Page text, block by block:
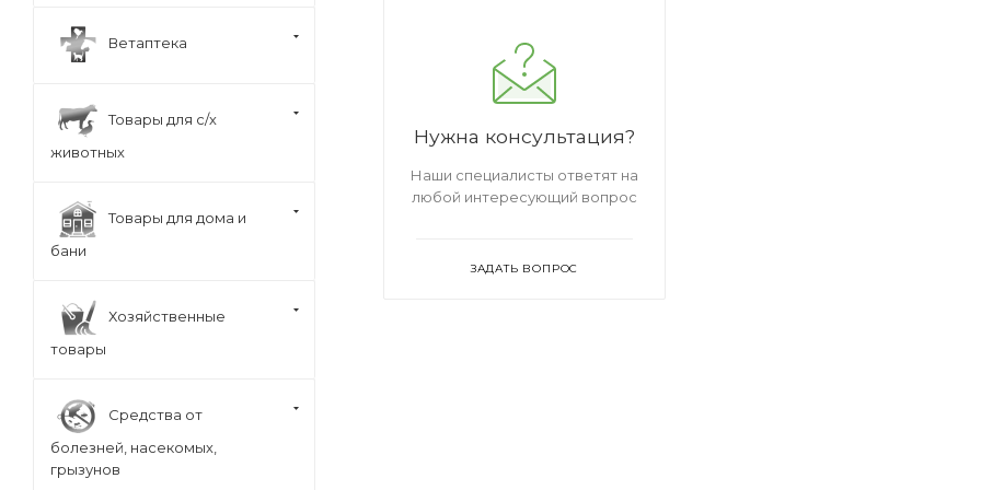
Нужна консультация?
Наши специалисты ответят на
любой интересующий вопрос
ЗАДАТЬ ВОПРОС
Ветаптека
Товары для с/х
животных
Товары для дома и
бани
Хозяйственные
товары
Средства от
болезней, насекомых,
грызунов